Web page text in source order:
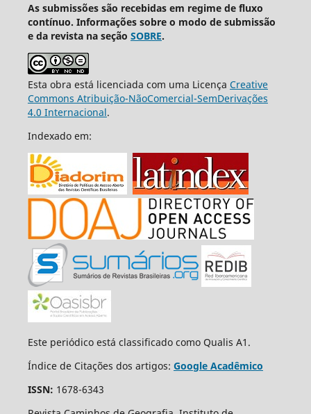
As submissões são recebidas em regime de fluxo
contínuo. Informações sobre o modo de submissão
e da revista na seção SOBRE.
Esta obra está licenciada com uma Licença Creative
Commons Atribuição-NãoComercial-SemDerivações
4.0 Internacional.
Indexado em:
Este periódico está classificado como Qualis A1.
Índice de Citações dos artigos: Google Acadêmico
ISSN: 1678-6343